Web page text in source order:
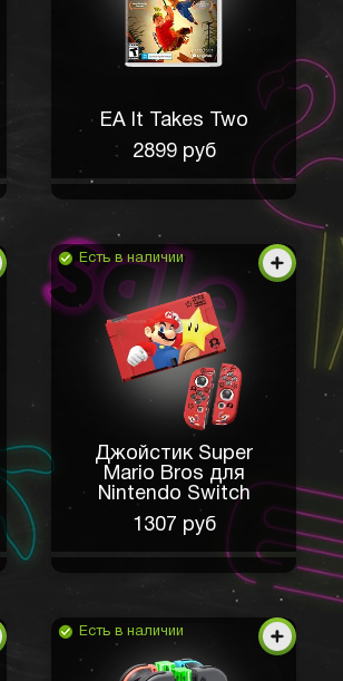
EA It Takes Two
2899 руб
Есть в наличии
Джойстик Super
Mario Bros для
Nintendo Switch
1307 руб
Есть в наличии